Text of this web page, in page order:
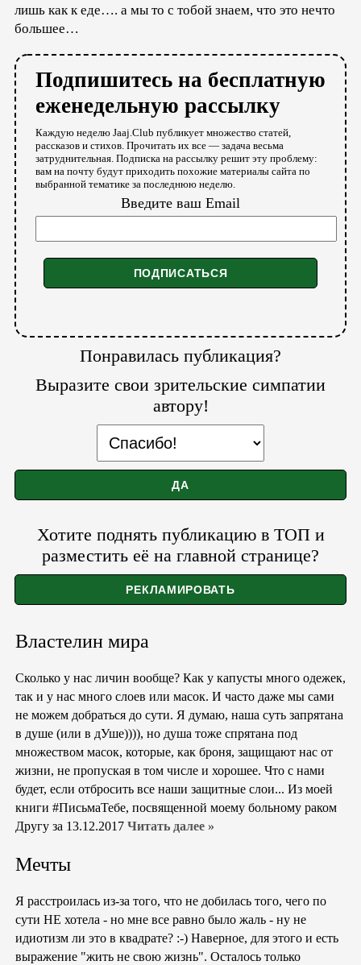
лишь как к еде…. а мы то с тобой знаем, что это нечто
большее…
Подпишитесь на бесплатную
еженедельную рассылку
Каждую неделю Jaaj.Club публикует множество статей,
рассказов и стихов. Прочитать их все — задача весьма
затруднительная. Подписка на рассылку решит эту проблему:
вам на почту будут приходить похожие материалы сайта по
выбранной тематике за последнюю неделю.
Введите ваш Email
Понравилась публикация?
Выразите свои зрительские симпатии
автору!
Хотите поднять публикацию в ТОП и
разместить её на главной странице?
Властелин мира
Сколько у нас личин вообще? Как у капусты много одежек,
так и у нас много слоев или масок. И часто даже мы сами
не можем добраться до сути. Я думаю, наша суть запрятана
в душе (или в дУше)))), но душа тоже спрятана под
множеством масок, которые, как броня, защищают нас от
жизни, не пропуская в том числе и хорошее. Что с нами
будет, если отбросить все наши защитные слои... Из моей
книги #ПисьмаТебе, посвященной моему больному раком
Другу за 13.12.2017 Читать далее »
Мечты
Я расстроилась из-за того, что не добилась того, чего по
сути НЕ хотела - но мне все равно было жаль - ну не
идиотизм ли это в квадрате? :-) Наверное, для этого и есть
выражение "жить не свою жизнь". Осталось только